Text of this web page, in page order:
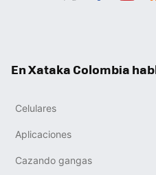
En Xataka Colombia
Celulares
Aplicaciones
Cazando gangas